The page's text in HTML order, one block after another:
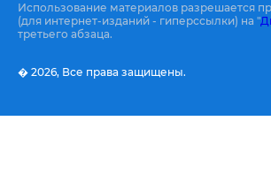
Использование материалов разрешается
(для интернет-изданий - гиперссылки) на "
третьего абзаца.
� 2026, Все права защищены.